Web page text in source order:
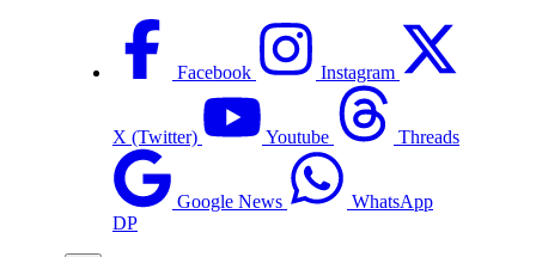
Facebook Instagram
X (Twitter) Youtube Threads
Google News
WhatsApp
DP